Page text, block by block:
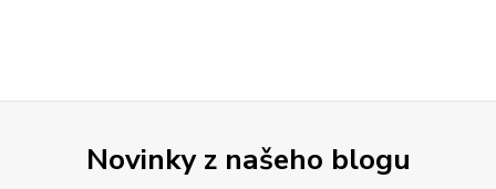
Novinky z našeho blogu